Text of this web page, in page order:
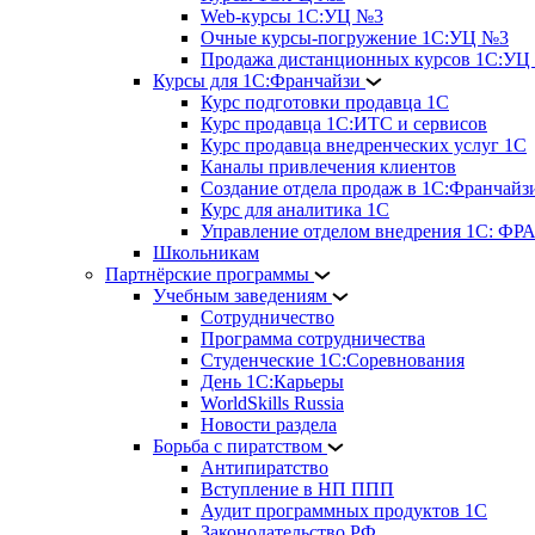
Web-курсы 1С:УЦ №3
Очные курсы-погружение 1С:УЦ №3
Продажа дистанционных курсов
Курсы для 1С:Франчайзи
Курс подготовки продавца 1С
Курс продавца 1С:ИТС и сервисов
Курс продавца внедренческих услуг 1С
Каналы привлечения клиентов
Создание отдела продаж в
Курс для аналитика 1С
Управление отделом внедрения 1С:
Школьникам
Партнёрские программы
Учебным заведениям
Сотрудничество
Программа сотрудничества
Студенческие 1С:Соревнования
День 1С:Карьеры
WorldSkills Russia
Новости раздела
Борьба с пиратством
Антипиратство
Вступление в НП ППП
Аудит программных продуктов 1С